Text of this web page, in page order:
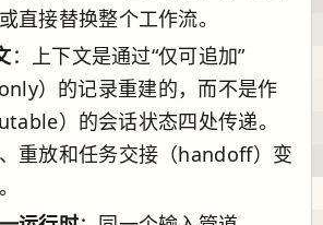
直接替换整个工作流。
：上下文是通过“仅可追加”
）的记录重建的，而不是作
）的会话状态四处传递。
重放和任务交接（handoff）变